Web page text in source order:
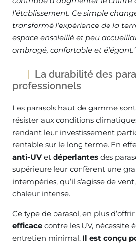
l’établissement. Ce simple
transformé l’expérience de la
espace ensoleillé et peu
ombragé, confortable et élégant.”
La durabilité des
professionnels
Les parasols haut de gamme
résister aux conditions
rendant leur investissement
rentable sur le long terme. En
anti-UVet déperlantes des
supérieure leur confèrent une
intempéries, qu’il s’agisse de
chaleur intense.
Ce type de parasol, en plus
efficace contre les UV, nécessite
entretien minimal. Il est conçu